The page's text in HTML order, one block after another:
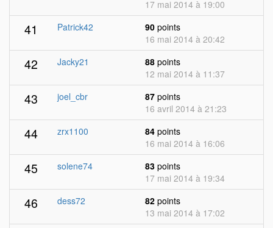
17 mai 2014 à 19:00
41 Patrick42 90 points
16 mai 2014 à 20:42
42 Jacky21 88 points
12 mai 2014 à 11:37
43 joel_cbr 87 points
16 avril 2014 à 21:23
44 zrx1100 84 points
16 mai 2014 à 16:06
45 solene74 83 points
17 mai 2014 à 19:34
46 dess72 82 points
13 mai 2014 à 17:02